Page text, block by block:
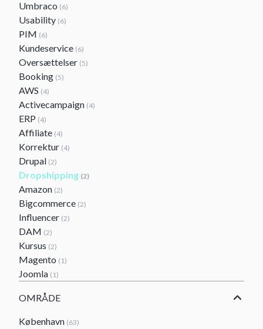
Umbraco (6)
Usability (6)
PIM (6)
Kundeservice (6)
Oversættelser (5)
Booking (5)
AWS (4)
Activecampaign (4)
ERP (4)
Affiliate (4)
Korrektur (4)
Drupal (2)
Dropshipping (2)
Amazon (2)
Bigcommerce (2)
Influencer (2)
DAM (2)
Kursus (2)
Magento (1)
Joomla (1)
OMRÅDE
København (63)